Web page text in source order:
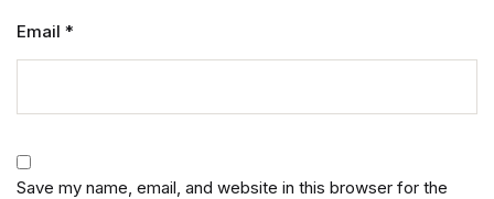
Email *
Save my name, email, and website in this browser for the